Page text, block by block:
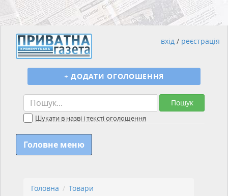
Пошук
Шукати в назві і тексті оголошення
+ ДОДАТИ ОГОЛОШЕННЯ
вхід / реєстрація
Головне меню
Головна
Товари